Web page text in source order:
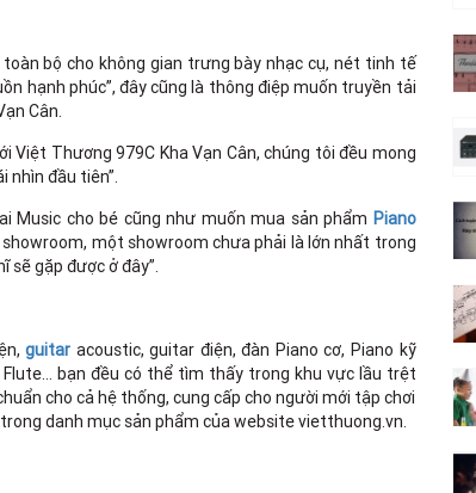
bộ cho không gian trưng bày nhạc cụ, nét tinh tế
hạnh phúc”, đây cũng là thông điệp muốn truyền tải
Cân.
Việt Thương 979C Kha Vạn Cân, chúng tôi đều mong
đầu tiên”.
Music cho bé cũng như muốn mua sản phẩm Piano
một showroom chưa phải là lớn nhất trong
sẽ gặp được ở đây”.
guitar acoustic, guitar điện, đàn Piano cơ, Piano kỹ
Flute… bạn đều có thể tìm thấy trong khu vực lầu trệt
cho cả hệ thống, cung cấp cho người mới tập chơi
danh mục sản phẩm của website vietthuong.vn.